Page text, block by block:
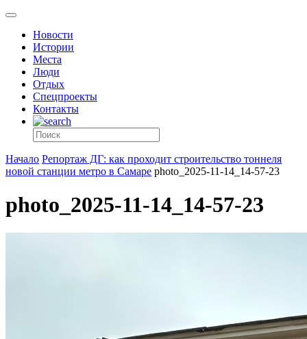
Новости
Истории
Места
Люди
Отдых
Спецпроекты
Контакты
Начало Репортаж ДГ: как проходит строительство тоннеля
новой станции метро в Самаре photo_2025-11-14_14-57-23
photo_2025-11-14_14-57-23